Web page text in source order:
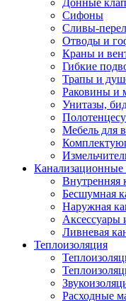
Сифоны
Сливы-
Отводы и
Краны и
Гибкие
Трапы и
Раковины и
Унитазы,
Мебель для
Канализационные
Внутренняя
Бесшумная
Наружная
Аксессуары
Ливневая
Теплоизоляция
Расходные